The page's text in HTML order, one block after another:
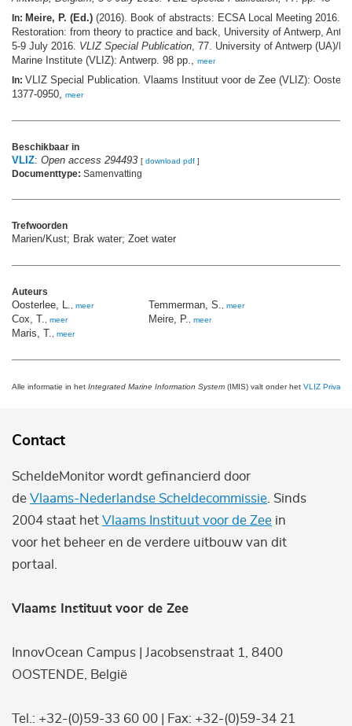
In: Meire, P. (Ed.) (2016). Book of abstracts: ECSA Local Meeting 2016.
Restoration: from theory to practice and back, University of Antwerp,
5-9 July 2016. VLIZ Special Publication , 77. University of Antwerp (UA)/
Marine Institute (VLIZ): Antwerp. 98 pp.,
meer
In: VLIZ Special Publication. Vlaams Instituut voor de Zee (VLIZ):
1377-0950,
meer
Beschikbaar in
VLIZ: Open access 294493 [ download pdf ]
Documenttype: Samenvatting
Trefwoorden
Marien/Kust; Brak water; Zoet water
Auteurs
Oosterlee, L. meer
Cox, T. meer
Maris, T. meer
Temmerman, S. meer
Meire, P. meer
Alle informatie in het Integrated Marine Information System (IMIS) valt onder het VLIZ Privacy
Contact
ScheldeMonitor wordt gefinancierd door
de Vlaams-Nederlandse Scheldecommissie . Sinds
2004 staat het Vlaams Instituut voor de Zee in
voor het beheer en de verdere uitbouw van dit
portaal.
Vlaams Instituut voor de Zee
InnovOcean Campus | Jacobsenstraat 1, 8400
OOSTENDE, België
Tel.: +32-(0)59-33 60 00 | Fax: +32-(0)59-34 21